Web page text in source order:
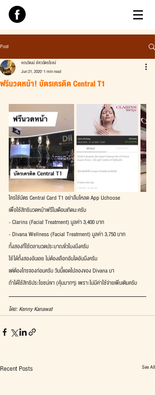
Post
ฟรีนวดหน้า! บัตรเครดิต Central T1
คณวัฒน์ อัศวฉัตรโรจน์
Jun 21, 2020 1 min read
ใครใช้บัตร Central Card T1 อย่าลืมโหลด App Uchoose
เพื่อใช้สิทธินวดหน้าฟรีในเดือนเกิดนะครับ
- Clarins (Facial Treatment) มูลค่า 3,400 บาท
- Divana Wellness (Facial Treatment) มูลค่า 3,750 บาท
ทั้งสองที่ใช้เวลานวดประมาณขั่วโมงนึงครับ
ใช้ได้ทั้งสองอันเลย ไม่ต้องเลือกอันใดอันนึงครับ
แต่ต้องโทรจองก่อนครับ วันนี้แอดไปลองของ Divana มา
ถ้าได้ใช้สิทธิประโยชน์เขา (คุ้มมากๆ) เพราะไม่มีค่าใช้จ่ายเพิ่มเติมครับ
โดย: Kenny Kanawat
Recent Posts See All